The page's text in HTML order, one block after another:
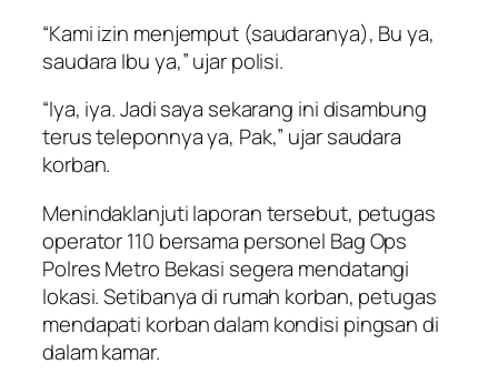
“Kami izin menjemput (saudaranya), Bu ya,
saudara Ibu ya,” ujar polisi.
“Iya, iya. Jadi saya sekarang ini disambung
terus teleponnya ya, Pak,” ujar saudara
korban.
Menindaklanjuti laporan tersebut, petugas
operator 110 bersama personel Bag Ops
Polres Metro Bekasi segera mendatangi
lokasi. Setibanya di rumah korban, petugas
mendapati korban dalam kondisi pingsan di
dalam kamar.